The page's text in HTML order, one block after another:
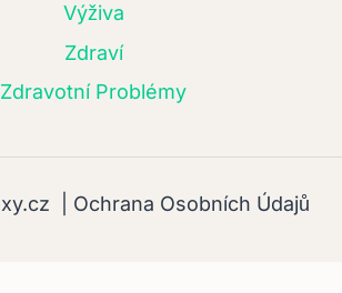
Výživa
Zdraví
Zdravotní Problémy
| Ochrana Osobních Údajů